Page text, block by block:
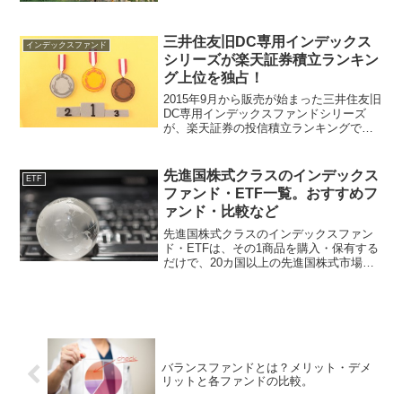
より販売がスタートするその他投資クラ
スのたわ...
インデックスファンド
三井住友旧DC専用インデックス
シリーズが楽天証券積立ランキン
グ上位を独占！
2015年9月から販売が始まった三井住友旧
DC専用インデックスファンドシリーズ
が、楽天証券の投信積立ランキングで上
が登場していた | NightWalker's Inv...
ETF
先進国株式クラスのインデックス
ファンド・ETF一覧。おすすめフ
ァンド・比較など
先進国株式クラスのインデックスファン
ド・ETFは、その1商品を購入・保有する
だけで、20カ国以上の先進国株式市場に
バランスファンドとは？メリット・デメ
リットと各ファンドの比較。